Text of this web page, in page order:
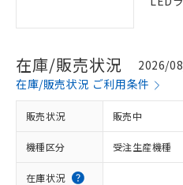
在庫/販売状況
2026/
在庫/販売状況 ご利用条件
販売状況 販売中
機種区分 受注生産機種
在庫状況